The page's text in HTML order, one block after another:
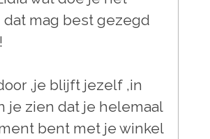
dat mag best gezegd
,je blijft jezelf ,in
je zien dat je helemaal
bent met je winkel